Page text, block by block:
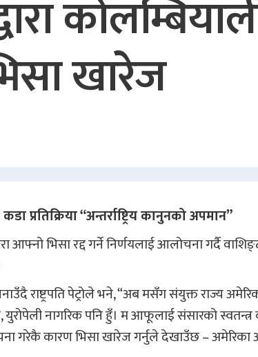
कोलम्बियाली
खारेज
प्रतिक्रिया “अन्तर्राष्ट्रिय कानुनको अपमान”
आफ्नो भिसा रद्द गर्ने निर्णयलाई आलोचना गर्दै
राष्ट्रपति पेट्रोले भने, “अब मसँग संयुक्त राज्य
नागरिक पनि हुँ। म आफूलाई संसारको स्वतन्त्र
गरेकै कारण भिसा खारेज गर्नुले देखाउँछ – अमेरिका